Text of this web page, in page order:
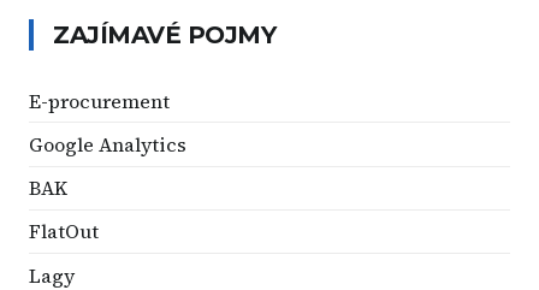
ZAJÍMAVÉ POJMY
E-procurement
Google Analytics
BAK
FlatOut
Lagy